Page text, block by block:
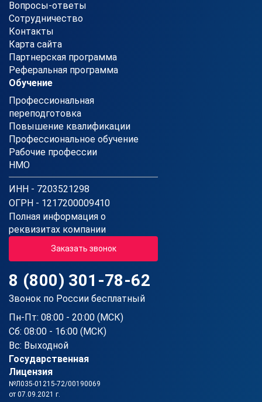
Вопросы-ответы
Сотрудничество
Контакты
Карта сайта
Партнерская программа
Реферальная программа
Обучение
Профессиональная
переподготовка
Повышение квалификации
Профессиональное обучение
Рабочие профессии
НМО
ИНН - 7203521298
ОГРН - 1217200009410
Полная информация о
реквизитах компании
Заказать звонок
8 (800) 301-78-62
Звонок по России бесплатный
Пн-Пт: 08:00 - 20:00 (МСК)
Сб: 08:00 - 16:00 (МСК)
Вс: Выходной
Государственная
Лицензия
№Л035-01215-72/00190069
от 07.09.2021 г.